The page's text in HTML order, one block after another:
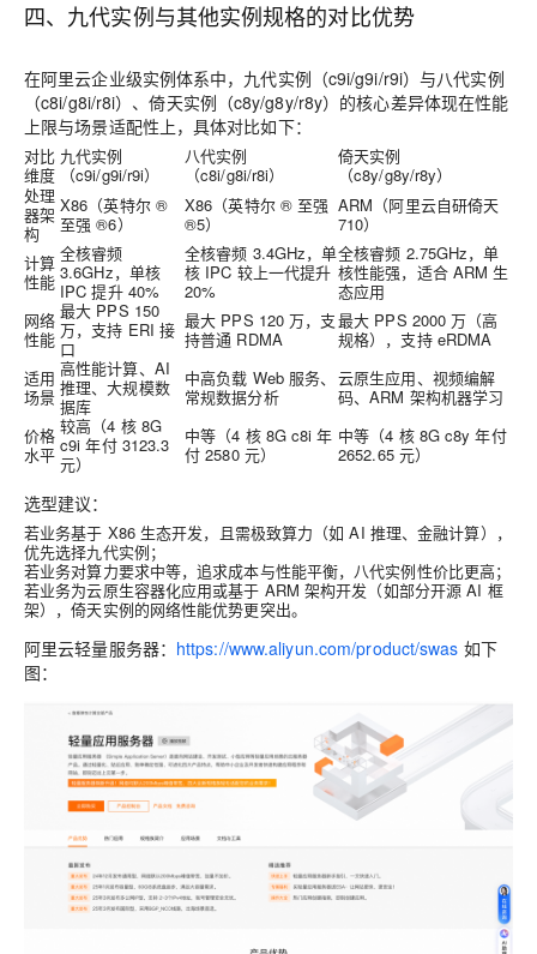
四、九代实例与其他实例规格的对比优势
在阿里云企业级实例体系中，九代实例（c9i/g9i/r9i）与八代实例
（c8i/g8i/r8i）、倚天实例（c8y/g8y/r8y）的核心差异体现在性能
上限与场景适配性上，具体对比如下：
对比
维度
九代实例
（c9i/g9i/r9i）
八代实例
（c8i/g8i/r8i）
倚天实例
（c8y/g8y/r8y）
处理
器架
构
X86（英特尔 ®
至强 ®6）
X86（英特尔 ® 至强
®5）
ARM（阿里云自研倚天
710）
计算
性能
全核睿频
3.6GHz，单核
IPC 提升 40%
全核睿频 3.4GHz，单
核 IPC 较上一代提升
20%
全核睿频 2.75GHz，单
核性能强，适合 ARM 生
态应用
网络
性能
最大 PPS 150
万，支持 ERI 接
口
最大 PPS 120 万，支
持普通 RDMA
最大 PPS 2000 万（高
规格），支持 eRDMA
适用
场景
高性能计算、AI
推理、大规模数
据库
中高负载 Web 服务、
常规数据分析
云原生应用、视频编解
码、ARM 架构机器学习
价格
水平
较高（4 核 8G
c9i 年付 3123.3
元）
中等（4 核 8G c8i 年
付 2580 元）
中等（4 核 8G c8y 年付
2652.65 元）
选型建议：
若业务基于 X86 生态开发，且需极致算力（如 AI 推理、金融计算），
优先选择九代实例；
若业务对算力要求中等，追求成本与性能平衡，八代实例性价比更高；
若业务为云原生容器化应用或基于 ARM 架构开发（如部分开源 AI 框
架），倚天实例的网络性能优势更突出。
阿里云轻量服务器： https://www.aliyun.com/product/swas 如下
图：